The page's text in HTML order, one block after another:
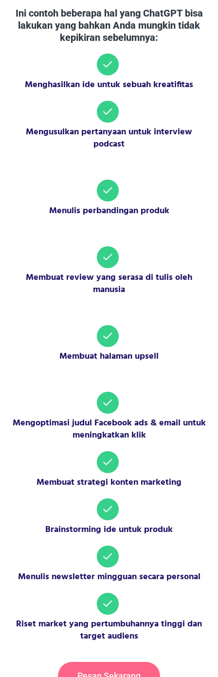
Ini contoh beberapa hal yang ChatGPT bisa
lakukan yang bahkan Anda mungkin tidak
kepikiran sebelumnya:
Menghasilkan ide untuk sebuah kreatifitas
Mengusulkan pertanyaan untuk interview
podcast
Menulis perbandingan produk
Membuat review yang serasa di tulis oleh
manusia
Membuat halaman upsell
Mengoptimasi judul Facebook ads & email untuk
meningkatkan klik
Membuat strategi konten marketing
Brainstorming ide untuk produk
Menulis newsletter mingguan secara personal
Riset market yang pertumbuhannya tinggi dan
target audiens